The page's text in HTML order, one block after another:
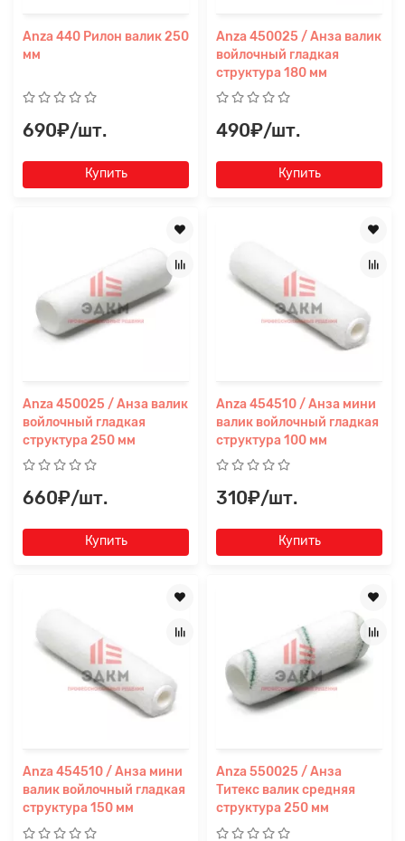
Anza 440 Рилон валик 250
мм
690₽/шт.
Купить
Anza 450025 / Анза валик
войлочный гладкая
структура 180 мм
490₽/шт.
Купить
Anza 450025 / Анза валик
войлочный гладкая
структура 250 мм
660₽/шт.
Купить
Anza 454510 / Анза мини
валик войлочный гладкая
структура 100 мм
310₽/шт.
Купить
Anza 454510 / Анза мини
валик войлочный гладкая
структура 150 мм
Anza 550025 / Анза
Титекс валик средняя
структура 250 мм